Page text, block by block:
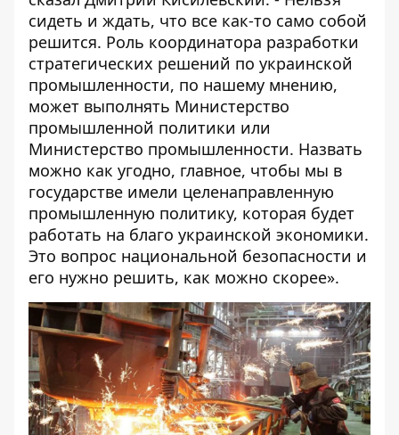
сидеть и ждать, что все как-то само собой
решится. Роль координатора разработки
стратегических решений по украинской
промышленности, по нашему мнению,
может выполнять Министерство
промышленной политики или
Министерство промышленности. Назвать
можно как угодно, главное, чтобы мы в
государстве имели целенаправленную
промышленную политику, которая будет
работать на благо украинской экономики.
Это вопрос национальной безопасности и
его нужно решить, как можно скорее».